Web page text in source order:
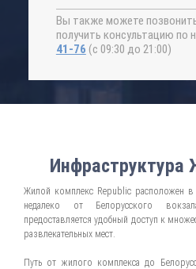
Вы также можете
получить консультацию по
41-76 (с 09:30 до 21:00)
Инфраструктура
Жилой комплекс Republic расположен
недалеко от Белорусского
предоставляется удобный доступ к
развлекательных мест.
Путь от жилого комплекса до